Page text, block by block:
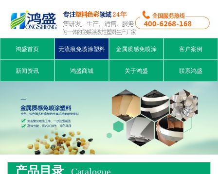
鸿盛首页 无流痕免喷涂塑料 金属质感免喷涂 客户案例
新闻资讯 鸿盛商城 关于鸿盛 联系鸿盛
产品目录 Catalogue